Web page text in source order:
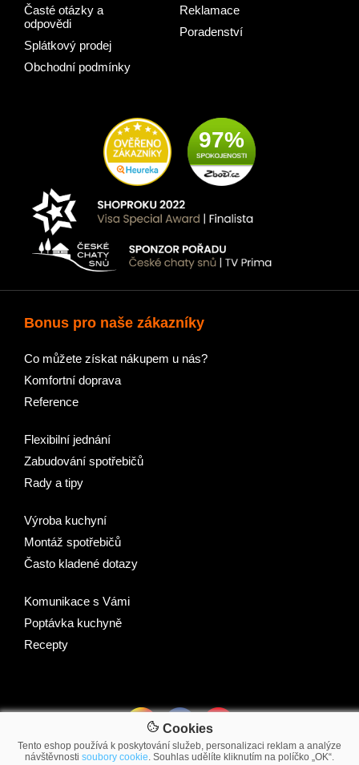
Cookies
Tento eshop používá k poskytování služeb, personalizaci reklam a analýze
návštěvnosti soubory cookie. Souhlas udělíte kliknutím na políčko „OK“.
Časté otázky a
odpovědi
Splátkový prodej
Obchodní podmínky
Reklamace
Poradenství
97%
Bonus pro naše zákazníky
Co můžete získat nákupem u nás?
Komfortní doprava
Reference
Flexibilní jednání
Zabudování spotřebičů
Rady a tipy
Výroba kuchyní
Montáž spotřebičů
Často kladené dotazy
Komunikace s Vámi
Poptávka kuchyně
Recepty
© 2007-2026 2Traders CZ s.r.o.